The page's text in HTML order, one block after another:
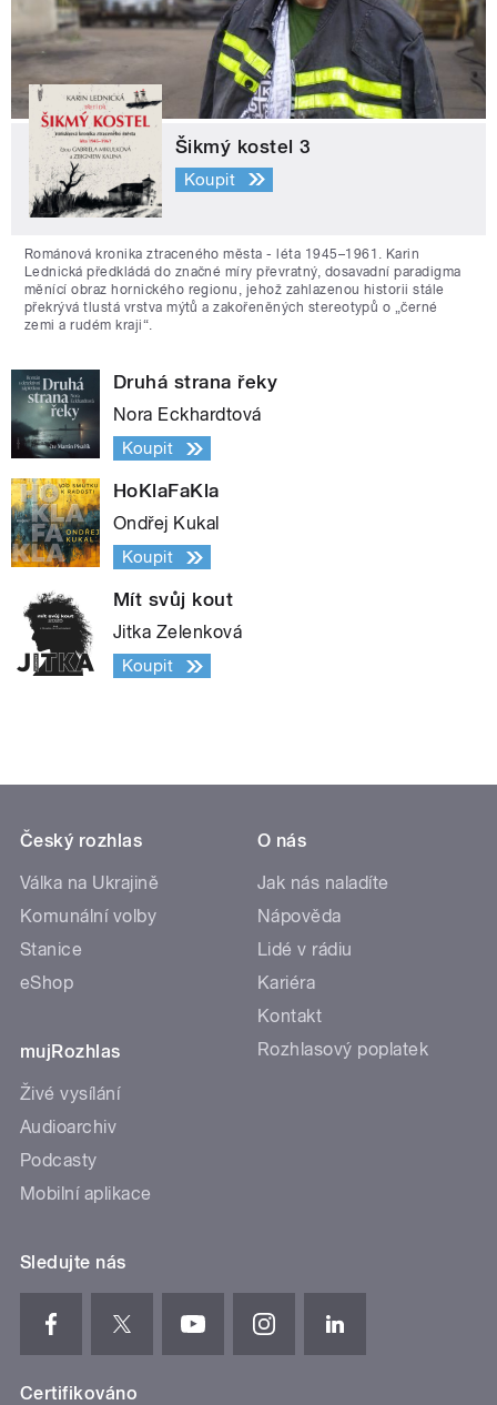
Šikmý kostel 3
Koupit
Románová kronika ztraceného města - léta 1945–1961. Karin
Lednická předkládá do značné míry převratný, dosavadní paradigma
měnící obraz hornického regionu, jehož zahlazenou historii stále
překrývá tlustá vrstva mýtů a zakořeněných stereotypů o „černé
zemi a rudém kraji“.
Druhá strana řeky
Nora Eckhardtová
Koupit
HoKlaFaKla
Ondřej Kukal
Koupit
Mít svůj kout
Jitka Zelenková
Koupit
Český rozhlas
Válka na Ukrajině
Komunální volby
Stanice
eShop
mujRozhlas
Živé vysílání
Audioarchiv
Podcasty
Mobilní aplikace
O nás
Jak nás naladíte
Nápověda
Lidé v rádiu
Kariéra
Kontakt
Rozhlasový poplatek
Sledujte nás
Certifikováno